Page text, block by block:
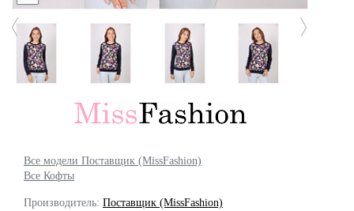
Все модели Поставщик (MissFashion)
Все Кофты
Производитель: Поставщик (MissFashion)